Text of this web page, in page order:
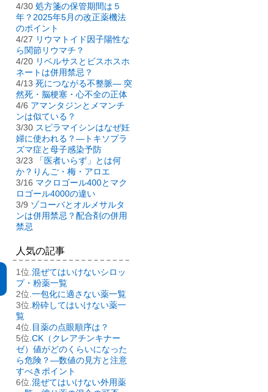
4/30 処方箋の保管期間は５
年？2025年5月の改正薬機法
のポイント
4/27 リウマトイド因子陽性な
ら関節リウマチ？
4/20 リベルサスとビスホスホ
ネートは併用禁忌？
4/13 死につながる不整脈― 突
然死・脳梗塞・心不全の正体
4/6 アマンタジンとメマンチ
ンは似ている？
3/30 スピラマイシンはなぜ妊
婦に使われる？―トキソプラ
ズマ症と母子感染予防
3/23
「医者いらず」とは何
か？りんご・梅・アロエ
3/16 マクロゴール400とマク
ロゴール4000の違い
3/9 ゾコーバとオルメサルタ
ンは併用禁忌？配合剤の併用
禁忌
人気の記事
混ぜてはいけないシロッ
プ・粉薬一覧
一包化に適さない薬一覧
粉砕してはいけない薬一
覧
目薬の点眼順序は？
CK（クレアチンキナー
ゼ）値がどのくらいになった
ら危険？―数値の見方と注意
すべきポイント
混ぜてはいけない外用薬